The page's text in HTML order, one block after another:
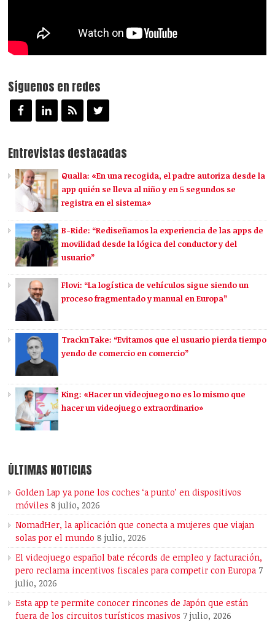
Síguenos en redes
Entrevistas destacadas
Qualla: «En una recogida, el padre autoriza desde la
app quién se lleva al niño y en 5 segundos se
registra en el sistema»
B-Ride: “Rediseñamos la experiencia de las apps de
movilidad desde la lógica del conductor y del
usuario”
Flovi: “La logística de vehículos sigue siendo un
proceso fragmentado y manual en Europa”
TracknTake: “Evitamos que el usuario pierda tiempo
yendo de comercio en comercio”
King: «Hacer un videojuego no es lo mismo que
hacer un videojuego extraordinario»
ÚLTIMAS NOTICIAS
Golden Lap ya pone los coches ‘a punto’ en dispositivos
móviles 8 julio, 2026
NomadHer, la aplicación que conecta a mujeres que viajan
solas por el mundo 8 julio, 2026
El videojuego español bate récords de empleo y facturación,
pero reclama incentivos fiscales para competir con Europa 7
julio, 2026
Esta app te permite conocer rincones de Japón que están
fuera de los circuitos turísticos masivos 7 julio, 2026